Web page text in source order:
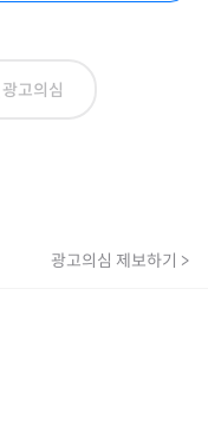
광고의심
광고의심 제보하기 >